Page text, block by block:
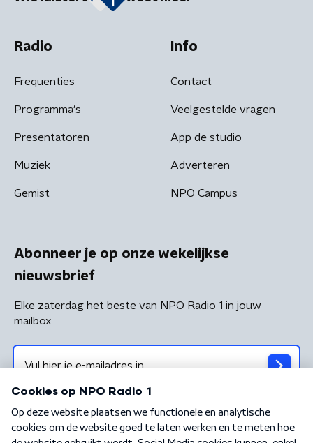
Radio
Frequenties
Programma's
Presentatoren
Muziek
Gemist
Info
Contact
Veelgestelde vragen
App de studio
Adverteren
NPO Campus
Abonneer je op onze wekelijkse
nieuwsbrief
Elke zaterdag het beste van NPO Radio 1 in jouw
mailbox